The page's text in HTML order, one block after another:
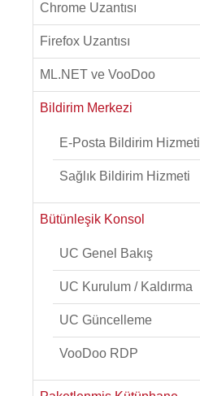
Chrome Uzantısı
Firefox Uzantısı
ML.NET ve VooDoo
Bildirim Merkezi
E-Posta Bildirim Hizmeti
Sağlık Bildirim Hizmeti
Bütünleşik Konsol
UC Genel Bakış
UC Kurulum / Kaldırma
UC Güncelleme
VooDoo RDP